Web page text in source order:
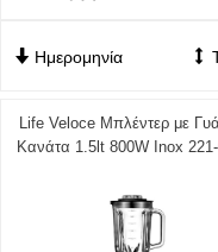
Ημερομηνία
Life Veloce Μπλέντερ με
Κανάτα 1.5lt 800W Inox